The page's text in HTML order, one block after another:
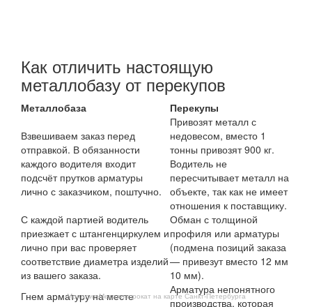
Как отличить настоящую
металлобазу от перекупов
Металлобаза
Перекупы
Взвешиваем заказ перед
отправкой. В обязанности
каждого водителя входит
подсчёт прутков арматуры
лично с заказчиком, поштучно.
Привозят металл с
недовесом, вместо 1
тонны привозят 900 кг.
Водитель не
пересчитывает металл на
объекте, так как не имеет
отношения к поставщику.
С каждой партией водитель
приезжает с штангенциркулем и
лично при вас проверяет
соответствие диаметра изделий
из вашего заказа.
Обман с толщиной
профиля или арматуры
(подмена позиций заказа
— привезут вместо 12 мм
10 мм).
Гнем арматуру на месте
Арматура непонятного
производства, которая
Монолит-Металлопрокат на карте Санкт‑Петербурга